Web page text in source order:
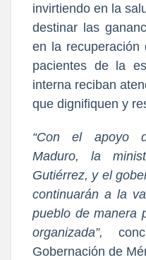
invirtiendo en la
destinar las
en la
pacientes de la
interna reciban
que dignifiquen y
“Con el apoyo
Maduro, la
Gutiérrez, y el
continuarán a la
pueblo de manera
organizada”,
Gobernación de